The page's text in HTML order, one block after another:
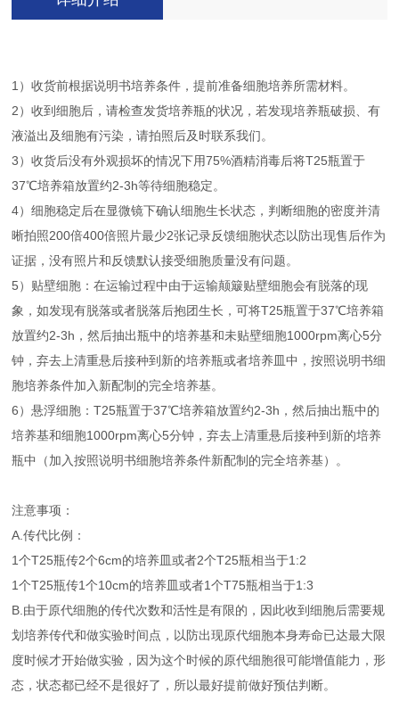
1）收货前根据说明书培养条件，提前准备细胞培养所需材料。
2）收到细胞后，请检查发货培养瓶的状况，若发现培养瓶破损、有
液溢出及细胞有污染，请拍照后及时联系我们。
3）收货后没有外观损坏的情况下用75%酒精消毒后将T25瓶置于
37℃培养箱放置约2-3h等待细胞稳定。
4）细胞稳定后在显微镜下确认细胞生长状态，判断细胞的密度并清
晰拍照200倍400倍照片最少2张记录反馈细胞状态以防出现售后作为
证据，没有照片和反馈默认接受细胞质量没有问题。
5）贴壁细胞：在运输过程中由于运输颠簸贴壁细胞会有脱落的现
象，如发现有脱落或者脱落后抱团生长，可将T25瓶置于37℃培养箱
放置约2-3h，然后抽出瓶中的培养基和未贴壁细胞1000rpm离心5分
钟，弃去上清重悬后接种到新的培养瓶或者培养皿中，按照说明书细
胞培养条件加入新配制的完全培养基。
6）悬浮细胞：T25瓶置于37℃培养箱放置约2-3h，然后抽出瓶中的
培养基和细胞1000rpm离心5分钟，弃去上清重悬后接种到新的培养
瓶中（加入按照说明书细胞培养条件新配制的完全培养基）。
注意事项：
A.传代比例：
1个T25瓶传2个6cm的培养皿或者2个T25瓶相当于1:2
1个T25瓶传1个10cm的培养皿或者1个T75瓶相当于1:3
B.由于原代细胞的传代次数和活性是有限的，因此收到细胞后需要规
划培养传代和做实验时间点，以防出现原代细胞本身寿命已达最大限
度时候才开始做实验，因为这个时候的原代细胞很可能增值能力，形
态，状态都已经不是很好了，所以最好提前做好预估判断。